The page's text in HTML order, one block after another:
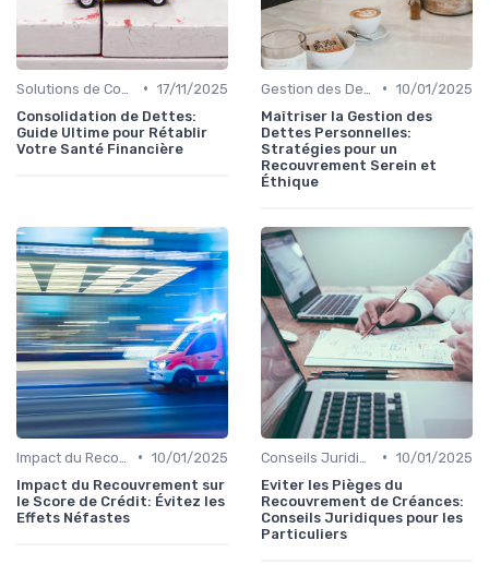
• 17/11/2025
Consolidation de Dettes:
Guide Ultime pour Rétablir
Votre Santé Financière
• 10/01/2025
Maîtriser la Gestion des
Dettes Personnelles:
Stratégies pour un
Recouvrement Serein et
Éthique
• 10/01/2025
Impact du Recouvrement sur
le Score de Crédit: Évitez les
Effets Néfastes
• 10/01/2025
Eviter les Pièges du
Recouvrement de Créances:
Conseils Juridiques pour les
Particuliers